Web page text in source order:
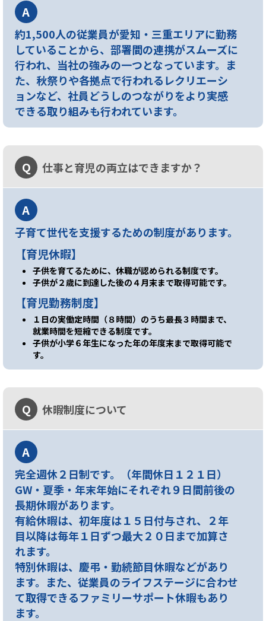
A
約1,500人の従業員が愛知・三重エリアに勤務
していることから、部署間の連携がスムーズに
行われ、当社の強みの一つとなっています。ま
た、秋祭りや各拠点で行われるレクリエーシ
ョンなど、社員どうしのつながりをより実感
できる取り組みも行われています。
Q 仕事と育児の両立はできますか？
A
子育て世代を支援するための制度があります。
【育児休暇】
子供を育てるために、休職が認められる制度です。
子供が２歳に到達した後の４月末まで取得可能です。
【育児勤務制度】
１日の実働定時間（８時間）のうち最長３時間まで、
就業時間を短縮できる制度です。
子供が小学６年生になった年の年度末まで取得可能で
す。
Q 休暇制度について
A
完全週休２日制です。（年間休日１２１日）
GW・夏季・年末年始にそれぞれ９日間前後の
長期休暇があります。
有給休暇は、初年度は１５日付与され、２年
目以降は毎年１日ずつ最大２０日まで加算さ
れます。
特別休暇は、慶弔・勤続節目休暇などがあり
ます。また、従業員のライフステージに合わせ
て取得できるファミリーサポート休暇もあり
ます。